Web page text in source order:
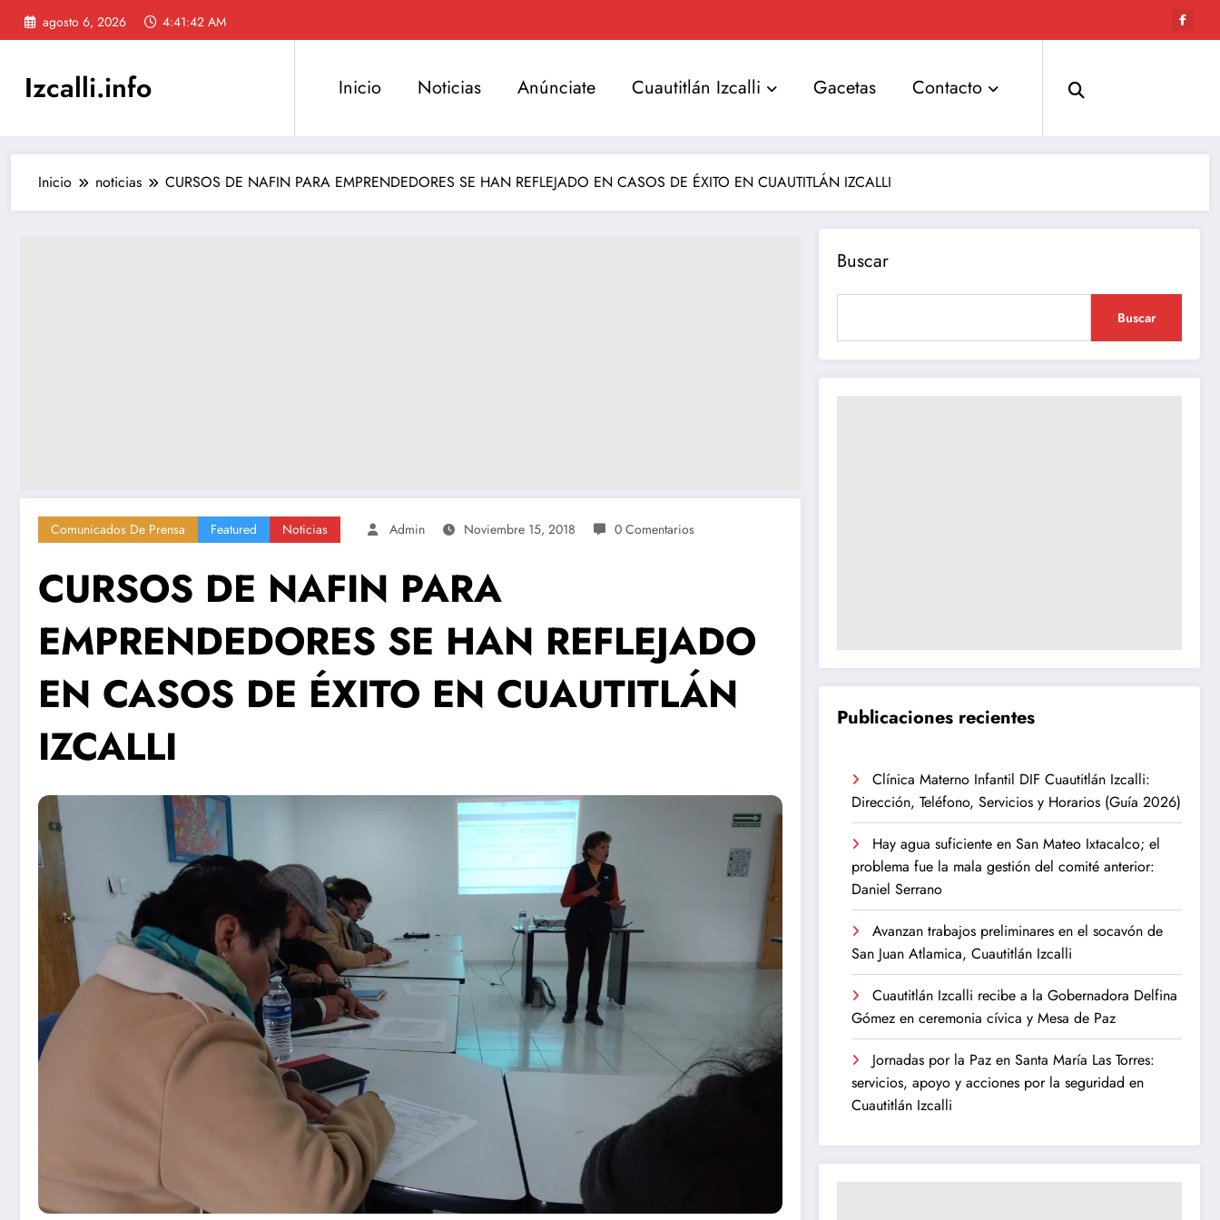
Saltar
agosto 6, 2026 4:41:43 AM
Izcalli.info Inicio Noticias Anúnciate Cuautitlán Izcalli Gacetas Contacto
Inicio noticias CURSOS DE NAFIN PARA EMPRENDEDORES SE HAN REFLEJADO EN CASOS DE ÉXITO EN CUAUTITLÁN IZCALLI
Comunicados De Prensa Featured Noticias Admin Noviembre 15, 2018 0 Comentarios
CURSOS DE NAFIN PARA
EMPRENDEDORES SE HAN REFLEJADO
EN CASOS DE ÉXITO EN CUAUTITLÁN
IZCALLI
Buscar
Buscar
Publicaciones recientes
Clínica Materno Infantil DIF Cuautitlán Izcalli:
Dirección, Teléfono, Servicios y Horarios (Guía 2026)
Hay agua suficiente en San Mateo Ixtacalco; el
problema fue la mala gestión del comité anterior:
Daniel Serrano
Avanzan trabajos preliminares en el socavón de
San Juan Atlamica, Cuautitlán Izcalli
Cuautitlán Izcalli recibe a la Gobernadora Delfina
Gómez en ceremonia cívica y Mesa de Paz
Jornadas por la Paz en Santa María Las Torres:
servicios, apoyo y acciones por la seguridad en
Cuautitlán Izcalli